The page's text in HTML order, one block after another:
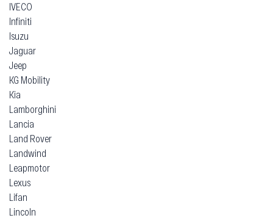
IVECO
Infiniti
Isuzu
Jaguar
Jeep
KG Mobility
Kia
Lamborghini
Lancia
Land Rover
Landwind
Leapmotor
Lexus
Lifan
Lincoln